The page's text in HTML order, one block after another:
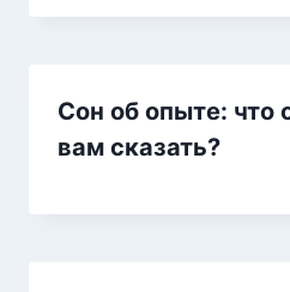
Сон об опыте: что
вам сказать?